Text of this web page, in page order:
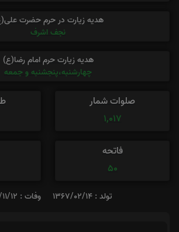
هدیه زیارت در حرم حضرت
نجف اشرف
هدیه زیارت حرم امام رضا(ع)
چهارشنبه،پنجشنبه و جمعه
صلوات شمار
1,017
فاتحه
50
تولد : 1367/02/14 وفات : 1402/11/12